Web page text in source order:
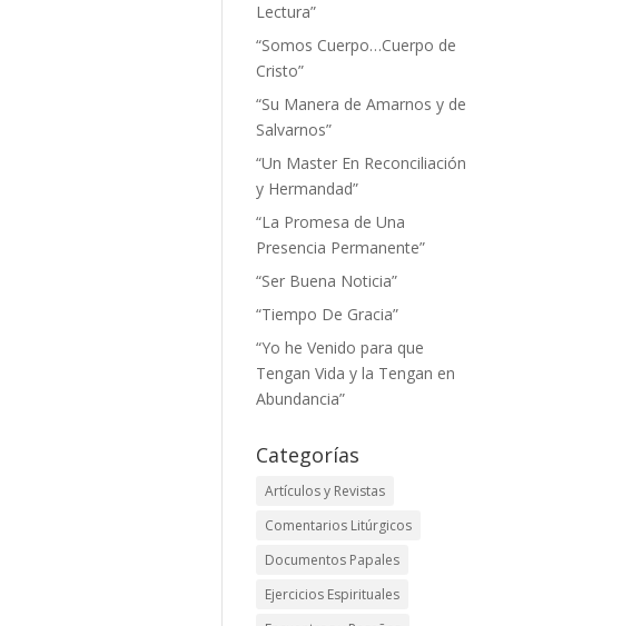
Lectura”
“Somos Cuerpo…Cuerpo de
Cristo”
“Su Manera de Amarnos y de
Salvarnos”
“Un Master En Reconciliación
y Hermandad”
“La Promesa de Una
Presencia Permanente”
“Ser Buena Noticia”
“Tiempo De Gracia”
“Yo he Venido para que
Tengan Vida y la Tengan en
Abundancia”
Categorías
Artículos y Revistas
Comentarios Litúrgicos
Documentos Papales
Ejercicios Espirituales